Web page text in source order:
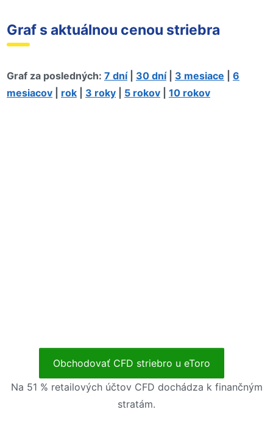
Graf s aktuálnou cenou striebra
Graf za posledných: 7 dní| 30 dní| 3 mesiace
6
mesiacov
rok 3 roky 5 rokov 10 rokov
Obchodovať CFD striebro u eToro
Na 51 % retailových účtov CFD dochádza k finančným
stratám.